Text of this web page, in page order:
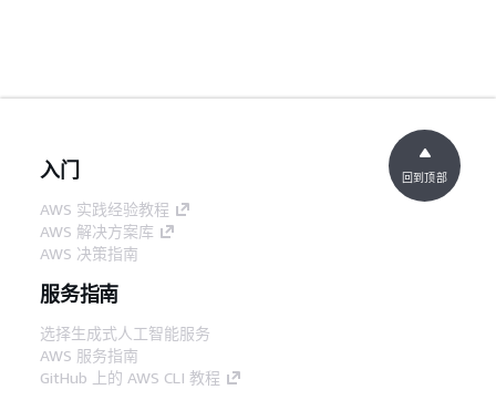
入门
AWS 实践经验教程
AWS 解决方案库
AWS 决策指南
服务指南
选择生成式人工智能服务
AWS 服务指南
GitHub 上的 AWS CLI 教程
回到顶部